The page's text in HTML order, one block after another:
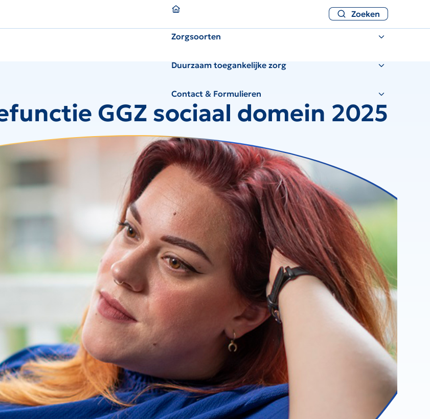
Zoeken
Zorgsoorten
Duurzaam toegankelijke zorg
Contact & Formulieren
GGZ sociaal domein 2025